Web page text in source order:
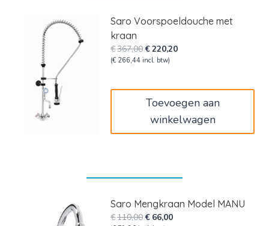
Saro Voorspoeldouche met
kraan
€367,00Oorspronkelijke
prijs
€220,20Huidige
(€ 266,44 incl. btw)
Toevoegen aan
winkelwagen
Saro Mengkraan Model MANU
€110,00Oorspronkelijke
€ 66,00Huidige